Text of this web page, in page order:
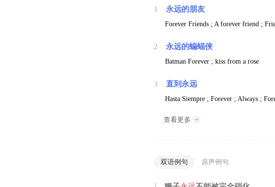
1 永远的朋友
Forever Friends ; A forever friend ;
2 永远的蝙蝠侠
Batman Forever ; kiss from a rose
3 直到永远
Hasta Siempre ; Forever ; Always ;
查看更多
双语例句 原声例句